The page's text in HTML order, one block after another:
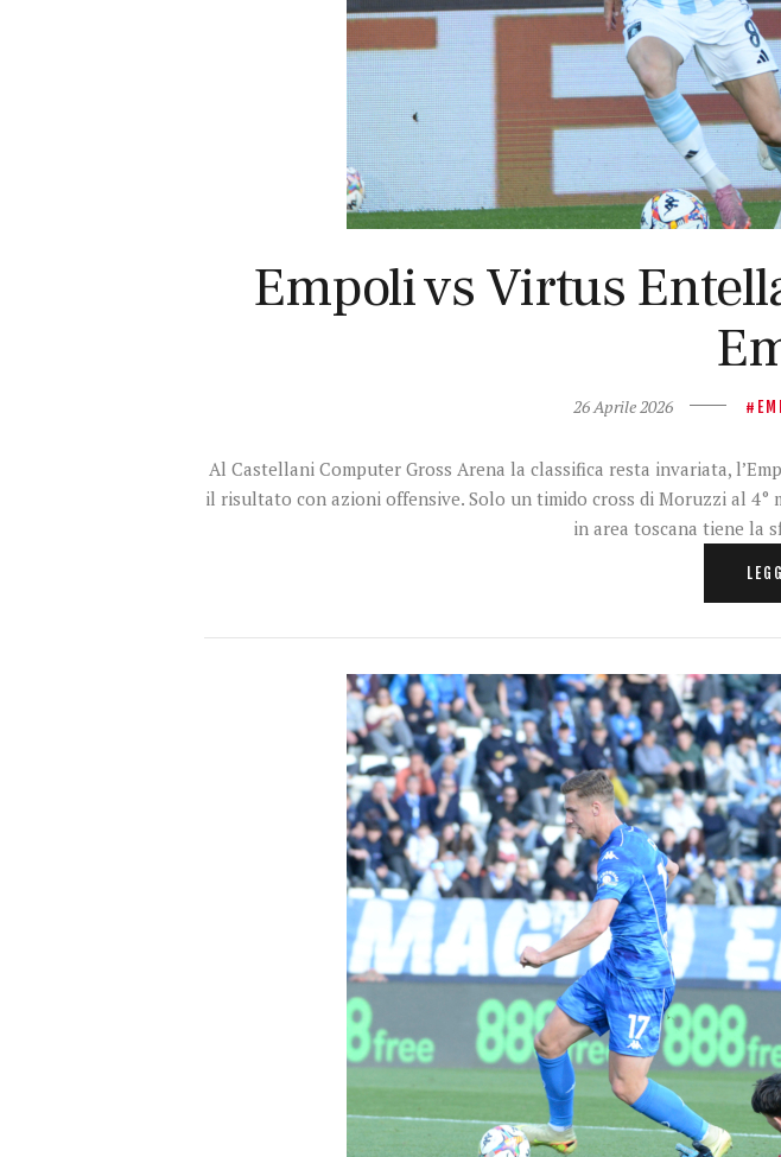
Empoli vs Virtus
26 Aprile 2026
Al Castellani Computer Gross Arena la classifica resta invariata,
il risultato con azioni offensive. Solo un timido cross di Moruzzi al 4°
in area toscana tiene la